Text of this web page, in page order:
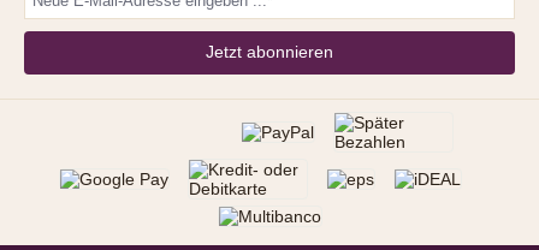
Jetzt abonnieren